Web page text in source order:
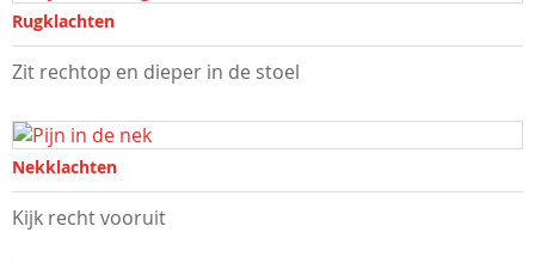
Rugklachten
Zit rechtop en dieper in de stoel
Nekklachten
Kijk recht vooruit